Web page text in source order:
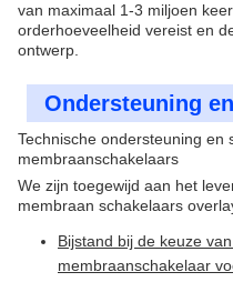
van maximaal 1-3 miljoen
orderhoeveelheid vereist en
ontwerp.
Ondersteuning
Technische ondersteuning en
membraanschakelaars
We zijn toegewijd aan het
membraan schakelaars
Bijstand bij de keuze
membraanschakelaar